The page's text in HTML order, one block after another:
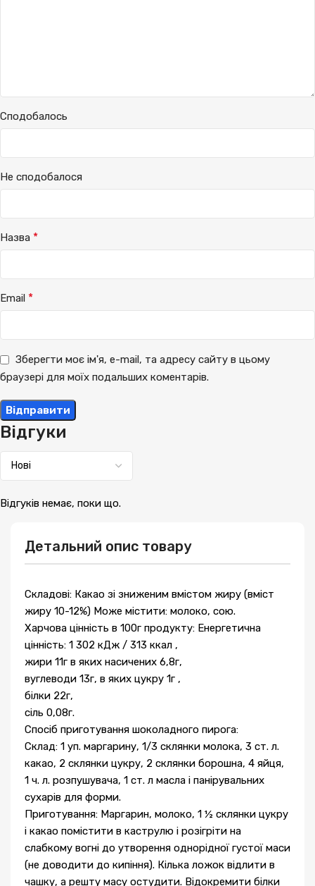
Детальний опис товару
Складові: Какао зі зниженим вмістом жиру (вміст
жиру 10-12%) Може містити: молоко, сою.
Харчова цінність в 100г продукту: Енергетична
цінність: 1 302 кДж / 313 ккал ,
жири 11г в яких насичених 6,8г,
вуглеводи 13г, в яких цукру 1г ,
білки 22г,
сіль 0,08г.
Спосіб приготування шоколадного пирога:
Склад: 1 уп. маргарину, 1/3 склянки молока, 3 ст. л.
какао, 2 склянки цукру, 2 склянки борошна, 4 яйця,
1 ч. л. розпушувача, 1 ст. л масла і панірувальних
сухарів для форми.
Приготування: Маргарин, молоко, 1 ½ склянки цукру
і какао помістити в каструлю і розігріти на
слабкому вогні до утворення однорідної густої маси
(не доводити до кипіння). Кілька ложок відлити в
чашку, а решту масу остудити. Відокремити білки
Відгуки
Відгуків немає, поки що.
Сподобалось
Не сподобалося
Назва *
Email *
Зберегти моє ім'я, e-mail, та адресу сайту в цьому
браузері для моїх подальших коментарів.